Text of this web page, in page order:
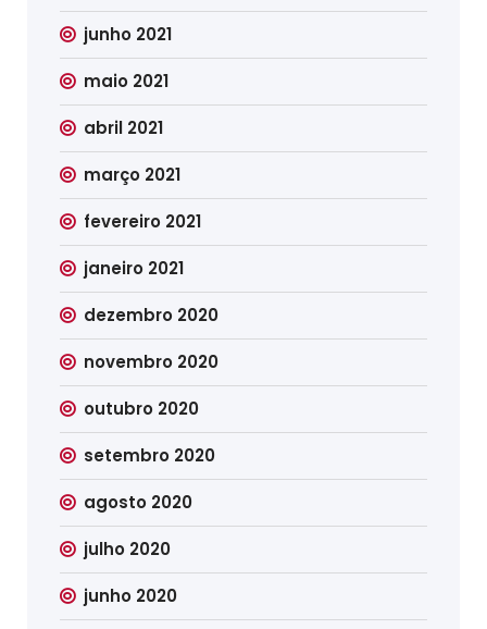
junho 2021
maio 2021
abril 2021
março 2021
fevereiro 2021
janeiro 2021
dezembro 2020
novembro 2020
outubro 2020
setembro 2020
agosto 2020
julho 2020
junho 2020